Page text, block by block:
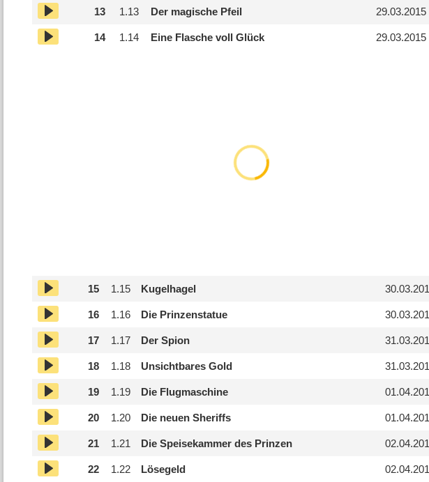
13 1.13 Der magische Pfeil 29.03.2015
14 1.14 Eine Flasche voll Glück 29.03.2015
15 1.15 Kugelhagel
16 1.16 Die Prinzenstatue
17 1.17 Der Spion
18 1.18 Unsichtbares Gold
19 1.19 Die Flugmaschine
20 1.20 Die neuen Sheriffs
21 1.21 Die Speisekammer des Prinzen
22 1.22 Lösegeld